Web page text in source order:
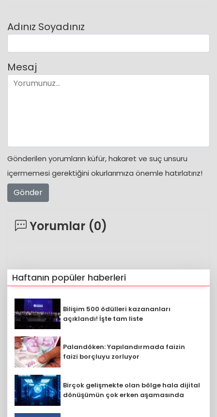
Adınız Soyadınız
Mesaj
Gönderilen yorumların küfür, hakaret ve suç unsuru
içermemesi gerektiğini okurlarımıza önemle hatırlatırız!
Gönder
Yorumlar (0)
Haftanın popüler haberleri
Bilişim 500 ödülleri kazananları
açıklandı! İşte tam liste
Palandöken: Yapılandırmada faizin
faizi borçluyu zorluyor
Birçok gelişmekte olan bölge hala dijital
dönüşümün çok erken aşamasında